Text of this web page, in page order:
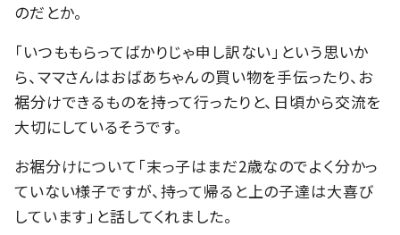
のだとか。
「いつももらってばかりじゃ申し訳ない」という思いか
ら、ママさんはおばあちゃんの買い物を手伝ったり、お
裾分けできるものを持って行ったりと、日頃から交流を
大切にしているそうです。
お裾分けについて「末っ子はまだ2歳なのでよく分かっ
ていない様子ですが、持って帰ると上の子達は大喜び
しています」と話してくれました。